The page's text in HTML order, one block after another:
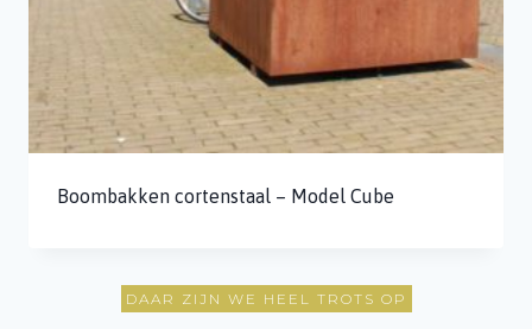
Boombakken cortenstaal – Model Cube
DAAR ZIJN WE HEEL TROTS OP